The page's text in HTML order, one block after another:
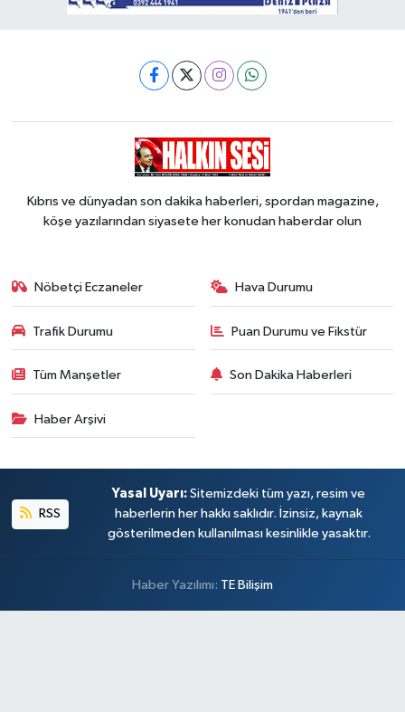
Kıbrıs ve dünyadan son dakika haberleri, spordan magazine,
köşe yazılarından siyasete her konudan haberdar olun
Nöbetçi Eczaneler Hava Durumu
Trafik Durumu Puan Durumu ve Fikstür
Tüm Manşetler Son Dakika Haberleri
Haber Arşivi
RSS
Yasal Uyarı: Sitemizdeki tüm yazı, resim ve
haberlerin her hakkı saklıdır. İzinsiz, kaynak
gösterilmeden kullanılması kesinlikle yasaktır.
Haber Yazılımı: TE Bilişim